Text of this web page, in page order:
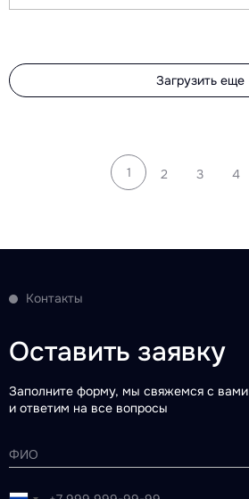
Загрузить еще
1 2 3 4
Контакты
Оставить заявку
Заполните форму, мы свяжемся с вами
и ответим на все вопросы